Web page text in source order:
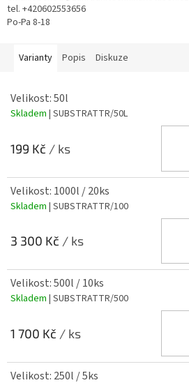
tel. +420602553656
Po-Pa 8-18
Varianty Popis Diskuze
Velikost: 50l
Skladem | SUBSTRATTR/50L
199 Kč / ks
Velikost: 1000l / 20ks
Skladem | SUBSTRATTR/100
3 300 Kč / ks
Velikost: 500l / 10ks
Skladem | SUBSTRATTR/500
1 700 Kč / ks
Velikost: 250l / 5ks